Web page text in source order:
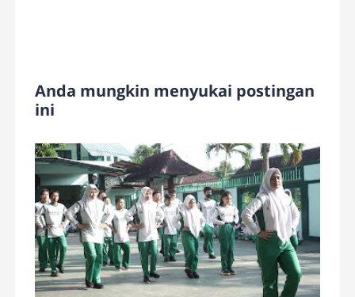
Anda mungkin menyukai postingan
ini